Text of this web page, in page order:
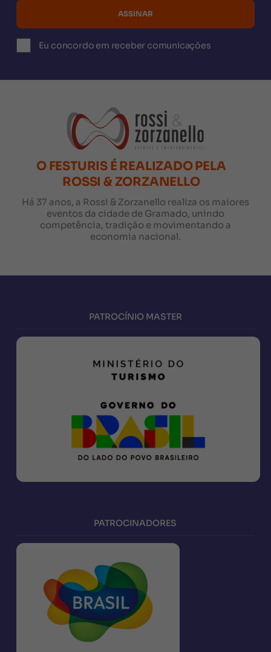
Eu concordo em receber comunicações
O FESTURIS É REALIZADO PELA
ROSSI & ZORZANELLO
Há 37 anos, a Rossi & Zorzanello realiza os maiores
eventos da cidade de Gramado, unindo
competência, tradição e movimentando a
economia nacional.
PATROCÍNIO MASTER
PATROCINADORES